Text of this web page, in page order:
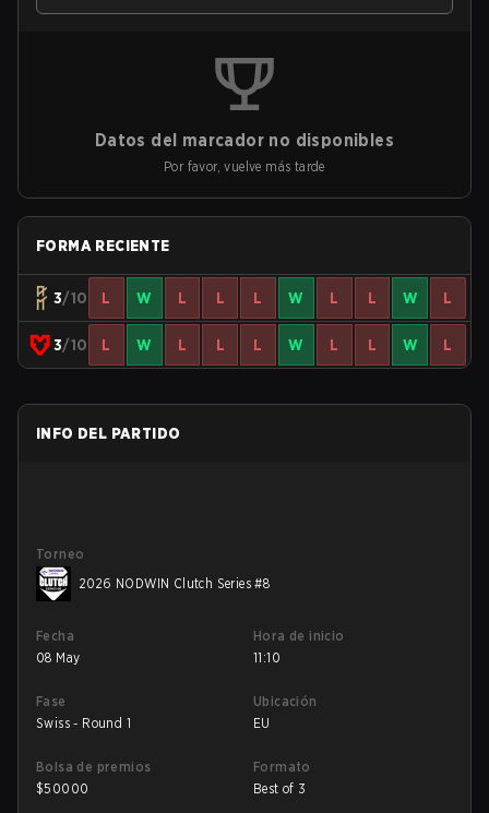
Datos del marcador no disponibles
Por favor, vuelve más tarde
FORMA RECIENTE
3/10 L W L L L W L L W L
3/10 L W L L L W L L W L
INFO DEL PARTIDO
Torneo
2026 NODWIN Clutch Series #8
Fecha
08 May
Hora de inicio
11:10
Fase
Swiss - Round 1
Ubicación
EU
Bolsa de premios
$50000
Formato
Best of 3